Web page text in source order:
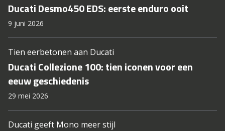
Ducati Desmo450 EDS: eerste enduro ooit
9 juni 2026
Tien eerbetonen aan Ducati
Ducati Collezione 100: tien iconen voor een
eeuw geschiedenis
29 mei 2026
Ducati geeft Mono meer stijl